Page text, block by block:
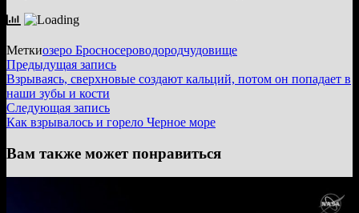
Меткиозеро Бросносероводородчудовище
Навигация
по
записям
Предыдущая записьПредыдущая
запись:
Взрываясь, сверхновые создают кальций, потом он попадает в
наши зубы и кости
Следующая записьСледующая
запись:
Как взрывалось и горело Черное море
Вам также может понравиться